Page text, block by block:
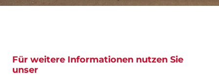
Für weitere Informationen nutzen Sie
unser